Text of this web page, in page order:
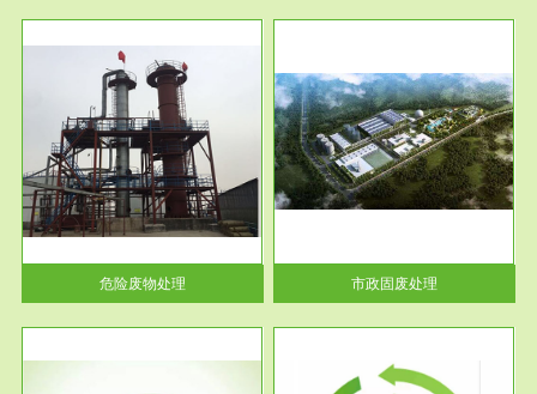
危险废物处理
服务范围
市政固废处理
蔚蓝生态环境科技所从事的市政
废物处理业务包括市政废物的处
理处...
市政固废处理